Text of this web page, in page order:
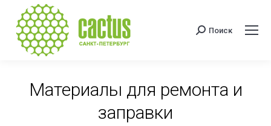
Поиск:
Поиск
Материалы для ремонта и
заправки
Вы здесь: